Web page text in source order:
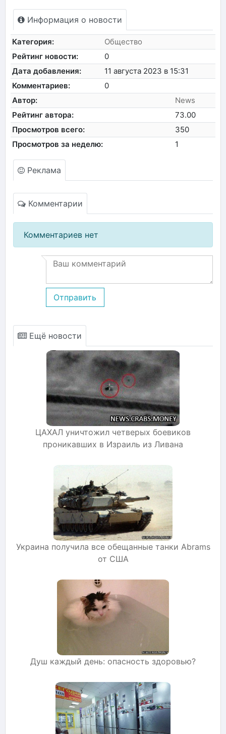
Информация о новости
Категория:
Общество
Рейтинг новости:
0
Дата добавления:
11 августа 2023 в 15:31
Комментариев:
0
Автор:
News
Рейтинг автора:
73.00
Просмотров всего:
350
Просмотров за неделю:
1
Реклама
Комментарии
Комментариев нет
Отправить
Ещё новости
ЦАХАЛ уничтожил четверых боевиков
проникавших в Израиль из Ливана
Украина получила все обещанные танки Abrams
от США
Душ каждый день: опасность здоровью?